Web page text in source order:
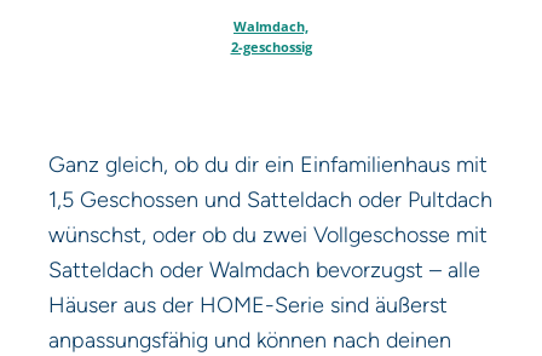
Walmdach,
2-geschossig
Ganz gleich, ob du dir ein Einfamilienhaus mit
1,5 Geschossen und Satteldach oder Pultdach
wünschst, oder ob du zwei Vollgeschosse mit
Satteldach oder Walmdach bevorzugst – alle
Häuser aus der HOME-Serie sind äußerst
anpassungsfähig und können nach deinen